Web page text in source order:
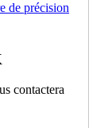
de précision
contactera
Equipment De